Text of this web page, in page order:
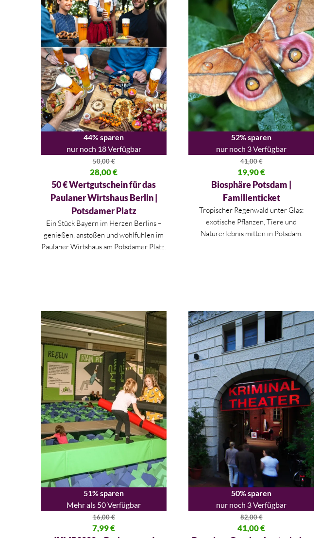
44% sparen
nur noch 18 Verfügbar
50,00€
Ursprünglicher Preis war: 50,00 €
28,00€
Aktueller Preis ist: 28,00 €.
50 € Wertgutschein für das
Paulaner Wirtshaus Berlin |
Potsdamer Platz
Ein Stück Bayern im Herzen Berlins –
genießen, anstoßen und wohlfühlen im
Paulaner Wirtshaus am Potsdamer Platz.
52% sparen
nur noch 3 Verfügbar
41,00€
Ursprünglicher Preis war: 41,00 €
19,90€
Aktueller Preis ist: 19,90 €.
Biosphäre Potsdam |
Familienticket
Tropischer Regenwald unter Glas:
exotische Pflanzen, Tiere und
Naturerlebnis mitten in Potsdam.
51% sparen
Mehr als 50 Verfügbar
16,00€
Ursprünglicher Preis war: 16,00 €
7,99€
50% sparen
nur noch 3 Verfügbar
82,00€
Ursprünglicher Preis war: 82,00 €
41,00€